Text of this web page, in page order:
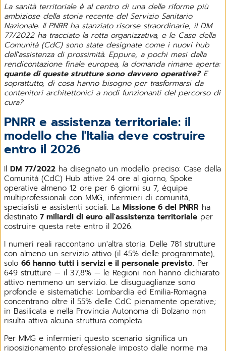
La sanità territoriale è al centro di una delle riforme più
ambiziose della storia recente del Servizio Sanitario
Nazionale. Il PNRR ha stanziato risorse straordinarie, il DM
77/2022 ha tracciato la rotta organizzativa, e le Case della
Comunità (CdC) sono state designate come i nuovi hub
dell'assistenza di prossimità. Eppure, a pochi mesi dalla
rendicontazione finale europea, la domanda rimane aperta:
quante di queste strutture sono davvero operative?E
soprattutto, di cosa hanno bisogno per trasformarsi da
contenitori architettonici a nodi funzionanti del percorso di
cura?
PNRR e assistenza territoriale: il
modello che l'Italia deve costruire
entro il 2026
Il DM 77/2022 ha disegnato un modello preciso: Case della
Comunità (CdC) Hub attive 24 ore al giorno, Spoke
operative almeno 12 ore per 6 giorni su 7, équipe
multiprofessionali con MMG, infermieri di comunità,
specialisti e assistenti sociali. La Missione 6 del PNRR ha
destinato 7 miliardi di euro all'assistenza territoriale per
costruire questa rete entro il 2026.
I numeri reali raccontano un'altra storia. Delle 781 strutture
con almeno un servizio attivo (il 45% delle programmate),
solo 66 hanno tutti i servizi e il personale previsto. Per
649 strutture — il 37,8% — le Regioni non hanno dichiarato
attivo nemmeno un servizio. Le disuguaglianze sono
profonde e sistematiche: Lombardia ed Emilia-Romagna
concentrano oltre il 55% delle CdC pienamente operative;
in Basilicata e nella Provincia Autonoma di Bolzano non
risulta attiva alcuna struttura completa.
Per MMG e infermieri questo scenario significa un
riposizionamento professionale imposto dalle norme ma